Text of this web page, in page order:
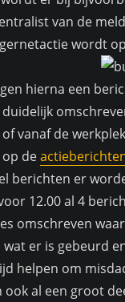
van de
wordt
hierna een
vanaf de
de
berichten er
12.00 al 4
omschreven
er is gebeurd
helpen om
al een groot